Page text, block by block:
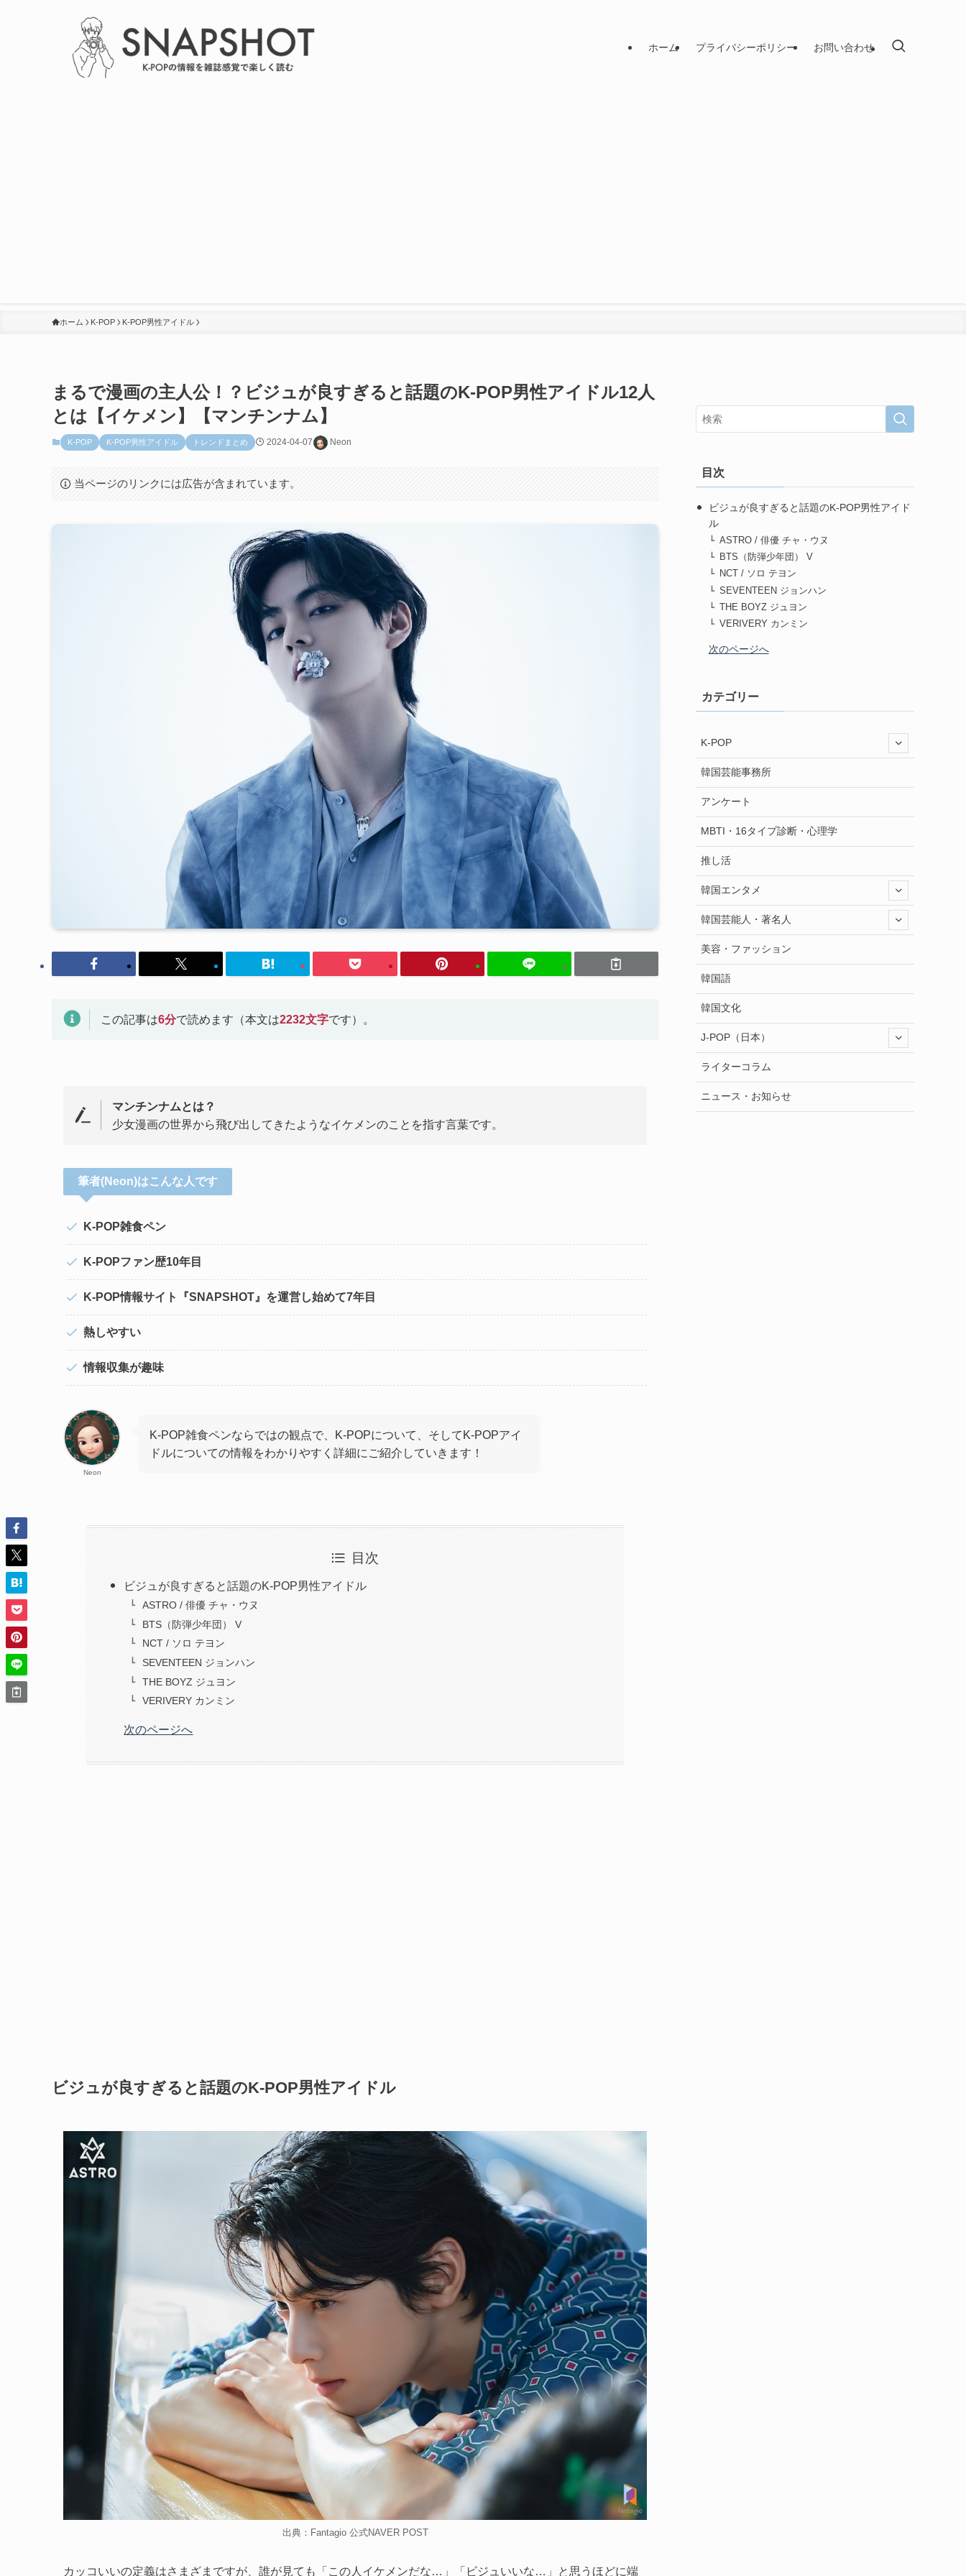
ホーム プライバシーポリシー お問い合わせ
ホーム K-POP K-POP男性アイドル
まるで漫画の主人公！？ビジュが良すぎると話題のK-POP男性アイドル12人
とは【イケメン】【マンチンナム】
K-POP K-POP男性アイドル トレンドまとめ 2024-04-07 Neon
当ページのリンクには広告が含まれています。
この記事は6分で読めます（本文は2232文字です）。
マンチンナムとは？
少女漫画の世界から飛び出してきたようなイケメンのことを指す言葉です。
筆者(Neon)はこんな人です
K-POP雑食ペン
K-POPファン歴10年目
K-POP情報サイト『SNAPSHOT』を運営し始めて7年目
熱しやすい
情報収集が趣味
Neon
K-POP雑食ペンならではの観点で、K-POPについて、そしてK-POPアイ
ドルについての情報をわかりやすく詳細にご紹介していきます！
目次
ビジュが良すぎると話題のK-POP男性アイドル
ASTRO / 俳優 チャ・ウヌ
BTS（防弾少年団） V
NCT / ソロ テヨン
SEVENTEEN ジョンハン
THE BOYZ ジュヨン
VERIVERY カンミン
次のページへ
ビジュが良すぎると話題のK-POP男性アイドル
出典：Fantagio 公式NAVER POST
カッコいいの定義はさまざまですが、誰が見ても「この人イケメンだな…」「ビジュいいな…」と思うほどに端
目次
ビジュが良すぎると話題のK-POP男性アイド
ル
ASTRO / 俳優 チャ・ウヌ
BTS（防弾少年団） V
NCT / ソロ テヨン
SEVENTEEN ジョンハン
THE BOYZ ジュヨン
VERIVERY カンミン
次のページへ
カテゴリー
K-POP
韓国芸能事務所
アンケート
MBTI・16タイプ診断・心理学
推し活
韓国エンタメ
韓国芸能人・著名人
美容・ファッション
韓国語
韓国文化
J-POP（日本）
ライターコラム
ニュース・お知らせ